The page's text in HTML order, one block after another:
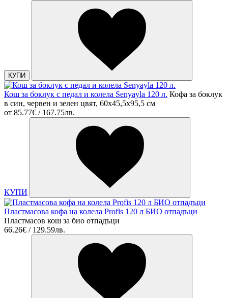
КУПИ
Кош за боклук с педал и колела Senyayla 120 л. Кофа за боклук
в син, червен и зелен цвят, 60x45,5x95,5 cм
от 85.77€ / 167.75лв.
КУПИ
Пластмасова кофа на колела Profis 120 л БИО отпадъци
Пластмасов кош за био отпадъци
66.26€ / 129.59лв.